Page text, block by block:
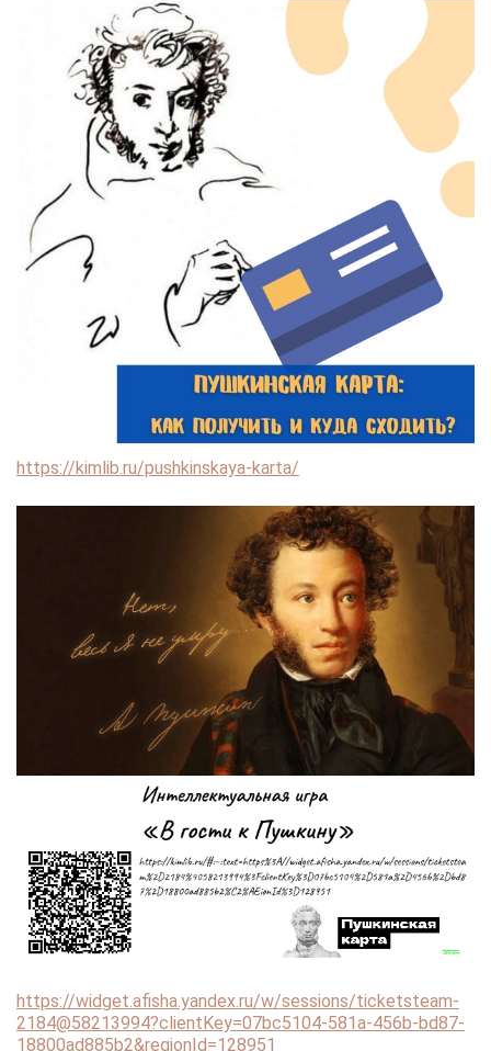
https://kimlib.ru/pushkinskaya-karta/
https://widget.afisha.yandex.ru/w/sessions/ticketsteam-
2184@58213994?clientKey=07bc5104-581a-456b-bd87-
18800ad885b2&regionId=128951